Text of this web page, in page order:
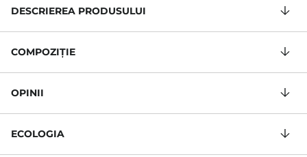
DESCRIEREA PRODUSULUI
COMPOZIŢIE
OPINII
ECOLOGIA